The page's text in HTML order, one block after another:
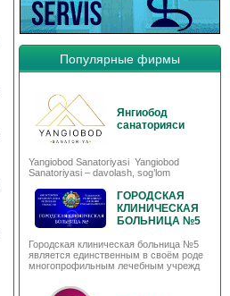
Популярные фирмы
Янгиобод
санаторияси
Yangiobod Sanatoriyasi Yangiobod
Sanatoriyasi – davolash, sog’lom
ГОРОДСКАЯ
КЛИНИЧЕСКАЯ
БОЛЬНИЦА №5
Городская клиническая больница №5
является единственным в своём роде
многопрофильным лечебным учрежд